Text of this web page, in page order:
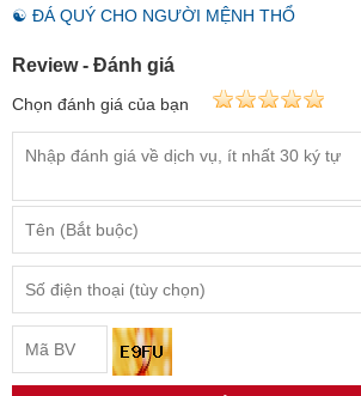
☯ ĐÁ QUÝ CHO NGƯỜI MỆNH THỔ
Review - Đánh giá
Chọn đánh giá của bạn